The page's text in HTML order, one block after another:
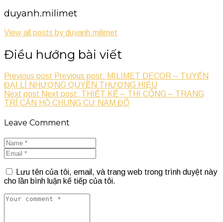
duyanh.milimet
View all posts by duyanh.milimet
Điều hướng bài viết
Previous post Previous post: MILIMET DECOR – TUYỂN
ĐẠI LÍ NHƯỢNG QUYỀN THƯƠNG HIỆU
Next post Next post: THIẾT KẾ – THI CÔNG – TRANG
TRÍ CĂN HỘ CHUNG CƯ NAM ĐÔ
Leave Comment
Lưu tên của tôi, email, và trang web trong trình duyệt này
cho lần bình luận kế tiếp của tôi.